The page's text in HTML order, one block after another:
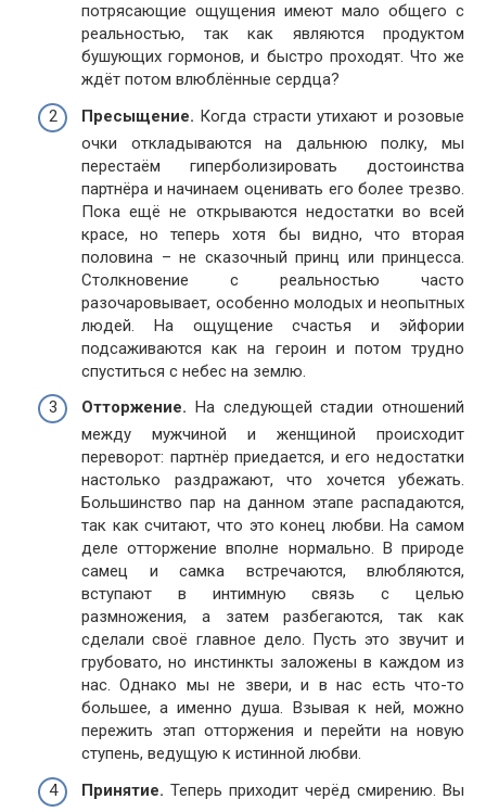
потрясающие ощущения имеют мало общего с
реальностью, так как являются продуктом
бушующих гормонов, и быстро проходят. Что же
ждёт потом влюблённые сердца?
Пресыщение. Когда страсти утихают и розовые
очки откладываются на дальнюю полку, мы
перестаём гиперболизировать достоинства
партнёра и начинаем оценивать его более трезво.
Пока ещё не открываются недостатки во всей
красе, но теперь хотя бы видно, что вторая
половина – не сказочный принц или принцесса.
Столкновение с реальностью часто
разочаровывает, особенно молодых и неопытных
людей. На ощущение счастья и эйфории
подсаживаются как на героин и потом трудно
спуститься с небес на землю.
Отторжение. На следующей стадии отношений
между мужчиной и женщиной происходит
переворот: партнёр приедается, и его недостатки
настолько раздражают, что хочется убежать.
Большинство пар на данном этапе распадаются,
так как считают, что это конец любви. На самом
деле отторжение вполне нормально. В природе
самец и самка встречаются, влюбляются,
вступают в интимную связь с целью
размножения, а затем разбегаются, так как
сделали своё главное дело. Пусть это звучит и
грубовато, но инстинкты заложены в каждом из
нас. Однако мы не звери, и в нас есть что-то
большее, а именно душа. Взывая к ней, можно
пережить этап отторжения и перейти на новую
ступень, ведущую к истинной любви.
Принятие. Теперь приходит черёд смирению. Вы